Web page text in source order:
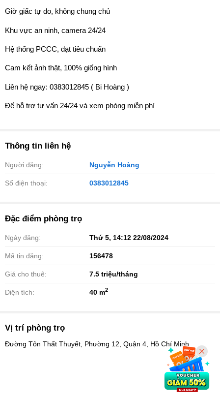
Giờ giấc tự do, không chung chủ
Khu vực an ninh, camera 24/24
Hệ thống PCCC, đạt tiêu chuẩn
Cam kết ảnh thật, 100% giống hình
Liên hệ ngay: 0383012845 ( Bi Hoàng )
Để hỗ trợ tư vấn 24/24 và xem phòng miễn phí
Thông tin liên hệ
Người đăng: Nguyễn Hoàng
Số điện thoại: 0383012845
Đặc điểm phòng trọ
Ngày đăng: Thứ 5, 14:12 22/08/2024
Mã tin đăng: 156478
Giá cho thuê: 7.5 triệu/tháng
Diện tích: 40 m2
Vị trí phòng trọ
Đường Tôn Thất Thuyết, Phường 12, Quận 4, Hồ Chí Minh